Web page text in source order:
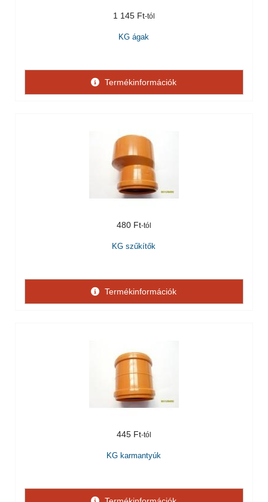
1 145 Ft
KG ágak
Termékinformációk
480 Ft
KG szűkítők
Termékinformációk
445 Ft
KG karmantyúk